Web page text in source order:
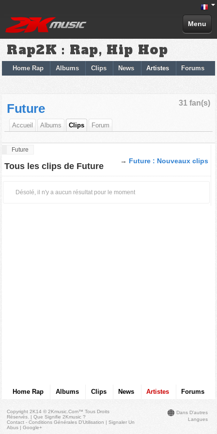
Menu
Rap2K : Rap, Hip Hop
Home Rap Albums Clips News Artistes Forums
31 fan(s)
Future
Accueil Albums Clips Forum
Future
→ Future : Nouveaux clips
Tous les clips de Future
Désolé, il n'y a aucun résultat pour le moment
Home Rap Albums Clips News Artistes Forums
Dans D'autres
Langues
Copyright 2K14 © 2Kmusic.com™Tous Droits
Réservés . |Que Signifie 2Kmusic ?
Contact - Conditions Générales D'Utilisation |Signaler Un
Abus |Google+